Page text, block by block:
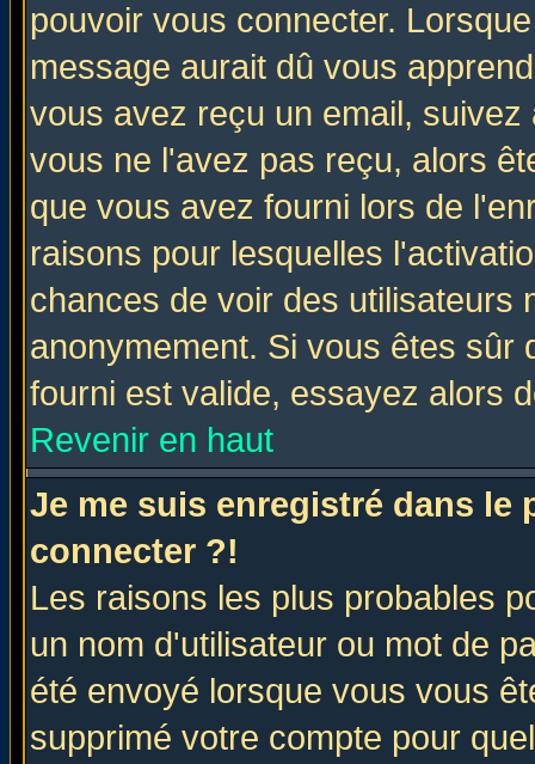
pouvoir vous connecter.
message aurait dû vous
vous avez reçu un email,
vous ne l'avez pas reçu, alors
que vous avez fourni lors de
raisons pour lesquelles
chances de voir des utilisateurs
anonymement. Si vous êtes sûr
fourni est valide, essayez alors
Revenir en haut
Je me suis enregistré dans le
connecter ?!
Les raisons les plus probables
un nom d'utilisateur ou mot de
été envoyé lorsque vous vous
supprimé votre compte pour